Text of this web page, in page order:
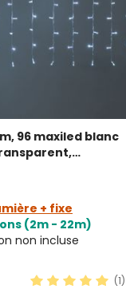
m, 96 maxiled blanc
+ fixe
(2m - 22m)
non incluse
(1)